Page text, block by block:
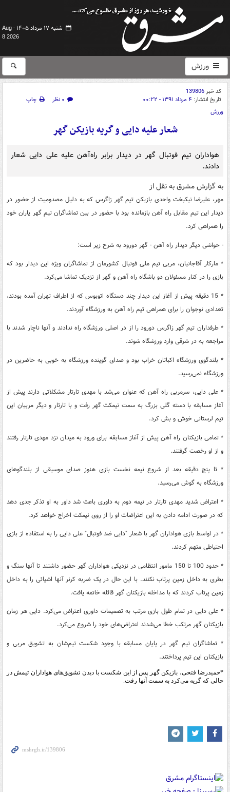
شنبه ۱۷ مرداد ۱۴۰۵ -
Aug
8 2026
ورزش
کد خبر139806
تاریخ انتشار: ۴ مرداد ۱۳۹۱ - ۰۰:۲۲ ۰ نظر
چاپ
ورزش
شعار علیه دایی و گریه بازیکن گهر
هواداران تیم فوتبال گهر در دیدار برابر راه‌آهن علیه علی دایی شعار
دادند.
به گزارش مشرق به نقل از
مهر، علیرضا نیکبخت واحدی بازیکن تیم گهر زاگرس که به دلیل مصدومیت از حضور در
دیدار این تیم مقابل راه آهن بازمانده بود با حضور در بین تماشاگران تیم گهر یاران خود
را همراهی کرد.
- حواشی دیگر دیدار راه آهن - گهر دورود به شرح زیر است:
* مارکار آقاجانیان، مربی تیم ملی فوتبال کشورمان از تماشاگران ویژه این دیدار بود که
بازی را در کنار مسئولان دو باشگاه راه آهن و گهر از نزدیک تماشا می‌کرد.
* 15 دقیقه پیش از آغاز این دیدار چند دستگاه اتوبوس که از اطراف تهران آمده بودند،
تعدادی نوجوان را برای همراهی تیم راه آهن به ورزشگاه آوردند.
* طرفداران تیم گهر زاگرس دورود را از در اصلی ورزشگاه راه ندادند و آنها ناچار شدند با
مراجعه به در شرقی وارد ورزشگاه شوند.
* بلندگوی ورزشگاه اکباتان خراب بود و صدای گوینده ورزشگاه به خوبی به حاضرین در
ورزشگاه نمی‌رسید.
* علی دایی، سرمربی راه آهن که عنوان می‌شد با مهدی تارتار مشکلاتی دارند پیش از
آغاز مسابقه با دسته گلی بزرگ به سمت نیمکت گهر رفت و با تارتار و دیگر مربیان این
تیم لرستانی خوش و بش کرد.
* تمامی بازیکنان راه آهن پیش از آغاز مسابقه برای ورود به میدان نزد مهدی تارتار رفتند
و از او رخصت گرفتند.
* تا پنج دقیقه بعد از شروع نیمه نخست بازی هنوز صدای موسیقی از بلندگوهای
ورزشگاه به گوش می‌رسید.
* اعتراض شدید مهدی تارتار در نیمه دوم به داوری باعث شد داور به او تذکر جدی دهد
که در صورت ادامه دادن به این اعتراضات او را از روی نیمکت اخراج خواهد کرد.
* در اواسط بازی هواداران گهر با شعار "دایی ضد فوتبال" علی دایی را به استفاده از بازی
احتیاطی متهم کردند.
* حدود 100 تا 150 مامور انتظامی در نزدیکی هواداران گهر حضور داشتند تا آنها سنگ و
بطری به داخل زمین پرتاب نکنند. با این حال در یک ضربه کرنر آنها اشیائی را به داخل
زمین پرتاب کردند که با مداخله بازیکنان گهر قائله خاتمه یافت.
* علی دایی در تمام طول بازی مرتب به تصمیمات داوری اعتراض می‌کرد. دایی هر زمان
بازیکنان گهر مرتکب خطا می‌شدند اعتراض‌های خود را شروع می‌کرد.
* تماشاگران تیم گهر در پایان مسابقه با وجود شکست تیم‌شان به تشویق مربی و
بازیکنان این تیم پرداختند.
*حمیدرضا فتحی، بازیکن گهر پس از این شکست با دیدن تشویق‌های هواداران تیمش در
حالی که گریه می‌کرد به سمت آنها رفت.